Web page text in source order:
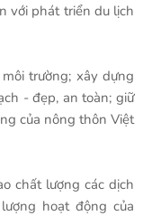
với phát triển du lịch
trường; xây dựng
- đẹp, an toàn; giữ
của nông thôn Việt
chất lượng các dịch
hoạt động của